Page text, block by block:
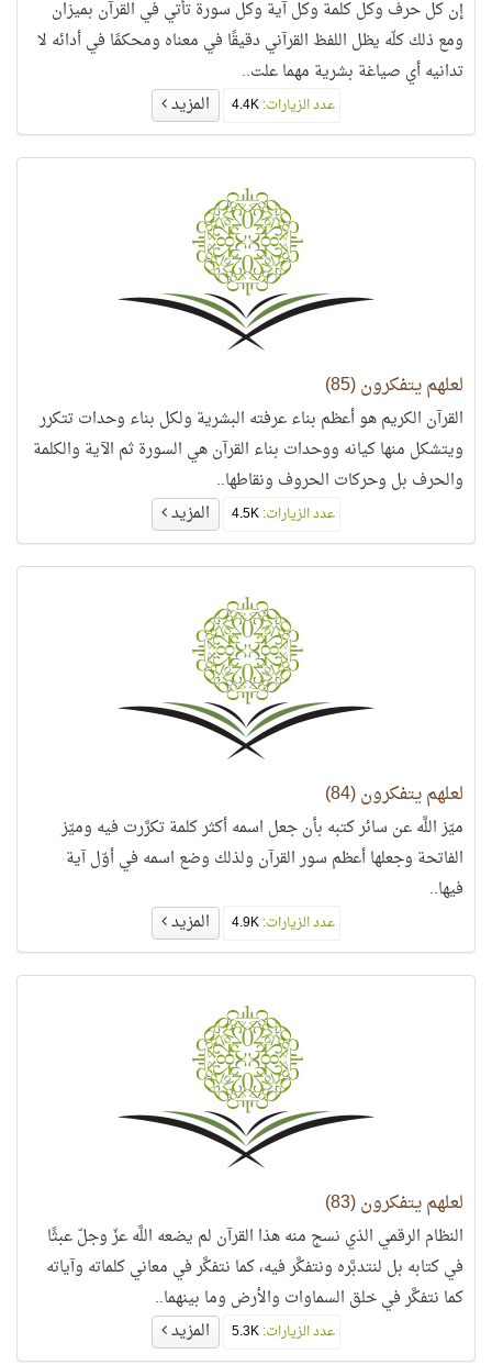
إن كل حرف وكل كلمة وكل آية وكل سورة تأتي في القرآن بميزان
ومع ذلك كلّه يظل اللفظ القرآني دقيقًا في معناه ومحكمًا في أدائه لا
تدانيه أي صياغة بشرية مهما علت..
عدد الزيارات: المزيد
لعلهم يتفكرون (85)
القرآن الكريم هو أعظم بناء عرفته البشرية ولكل بناء وحدات تتكرر
ويتشكل منها كيانه ووحدات بناء القرآن هي السورة ثم الآية والكلمة
والحرف بل وحركات الحروف ونقاطها..
عدد الزيارات: المزيد
لعلهم يتفكرون (84)
ميّز اللَّه عن سائر كتبه بأن جعل اسمه أكثر كلمة تكرَّرت فيه وميّز
الفاتحة وجعلها أعظم سور القرآن ولذلك وضع اسمه في أوّل آية
فيها..
عدد الزيارات: المزيد
لعلهم يتفكرون (83)
النظام الرقمي الذي نسج منه هذا القرآن لم يضعه اللَّه عزّ وجلّ عبثًا
في كتابه بل لنتدبَّره ونتفكَّر فيه، كما نتفكَّر في معاني كلماته وآياته
كما نتفكَّر في خلق السماوات والأرض وما بينهما..
عدد الزيارات: المزيد